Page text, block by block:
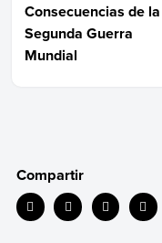
Consecuencias de la
Segunda Guerra
Mundial
Compartir